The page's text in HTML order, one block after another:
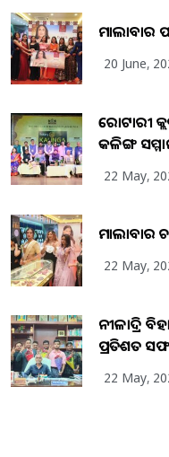
ମାଲାବାର
20 June,
ରୋଟାରୀ
କଳିଙ୍ଗ
22 May,
ମାଲାବାର
22 May,
ନୀଳାଦ୍ରି
ପ୍ରତିଶତ
22 May,